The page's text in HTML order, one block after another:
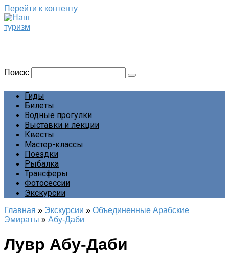
Перейти к контенту
Поиск:
Гиды
Билеты
Водные прогулки
Выставки и лекции
Квесты
Мастер-классы
Поездки
Рыбалка
Трансферы
Фотосессии
Экскурсии
Главная » Экскурсии » Объединенные Арабские
Эмираты » Абу-Даби
Лувр Абу-Даби